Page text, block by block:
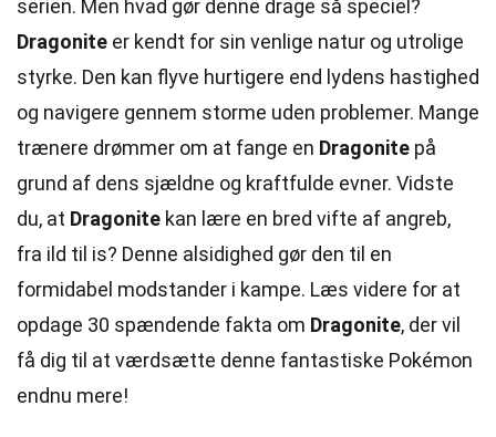
serien. Men hvad gør denne drage så speciel?
Dragonite er kendt for sin venlige natur og utrolige
styrke. Den kan flyve hurtigere end lydens hastighed
og navigere gennem storme uden problemer. Mange
trænere drømmer om at fange en Dragonite på
grund af dens sjældne og kraftfulde evner. Vidste
du, at Dragonite kan lære en bred vifte af angreb,
fra ild til is? Denne alsidighed gør den til en
formidabel modstander i kampe. Læs videre for at
opdage 30 spændende fakta om Dragonite, der vil
få dig til at værdsætte denne fantastiske Pokémon
endnu mere!